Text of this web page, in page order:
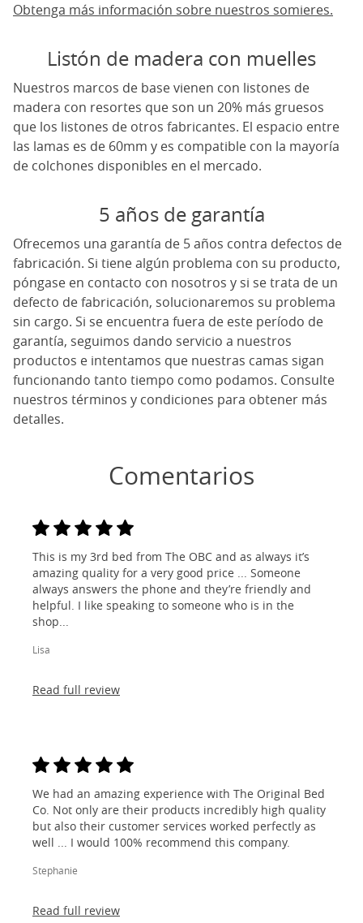
Obtenga más información sobre nuestros somieres.
Listón de madera con muelles
Nuestros marcos de base vienen con listones de
madera con resortes que son un 20% más gruesos
que los listones de otros fabricantes. El espacio entre
las lamas es de 60mm y es compatible con la mayoría
de colchones disponibles en el mercado.
5 años de garantía
Ofrecemos una garantía de 5 años contra defectos de
fabricación. Si tiene algún problema con su producto,
póngase en contacto con nosotros y si se trata de un
defecto de fabricación, solucionaremos su problema
sin cargo. Si se encuentra fuera de este período de
garantía, seguimos dando servicio a nuestros
productos e intentamos que nuestras camas sigan
funcionando tanto tiempo como podamos. Consulte
nuestros términos y condiciones para obtener más
detalles.
Comentarios
This is my 3rd bed from The OBC and as always it’s
amazing quality for a very good price ... Someone
always answers the phone and they’re friendly and
helpful. I like speaking to someone who is in the
shop...
Lisa
Read full review
We had an amazing experience with The Original Bed
Co. Not only are their products incredibly high quality
but also their customer services worked perfectly as
well ... I would 100% recommend this company.
Stephanie
Read full review